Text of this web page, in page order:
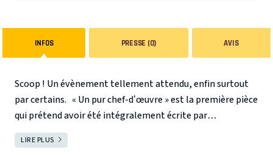
INFOS PRESSE (0) AVIS
Scoop ! Un évènement tellement attendu, enfin surtout
par certains. « Un pur chef-d’œuvre » est la première pièce
qui prétend avoir été intégralement écrite par
l’intelligence l’artificielle… Avec de plus un engagement
formel, celui d’une comédie garantie 100% hilarante.
LIRE PLUS